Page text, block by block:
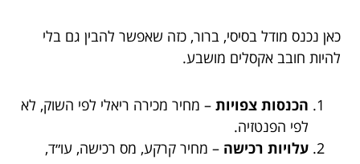
כאן נכנס מודל בסיסי, ברור, כזה שאפשר להבין גם בלי
להיות חובב אקסלים מושבע.
הכנסות צפויות – מחיר מכירה ריאלי לפי השוק, לא
לפי הפנטזיה.
עלויות רכישה – מחיר קרקע, מס רכישה, עו״ד,